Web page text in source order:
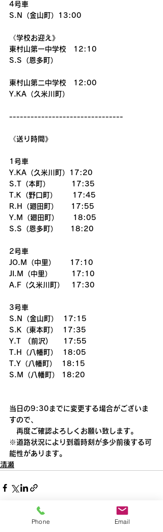
4号車
S.N（金山町）13:00
《学校お迎え》
東村山第一中学校　12:10
S.S（恩多町）
東村山第二中学校　12:00
Y.KA（久米川町）
--------------------------------
《送り時間》
1号車
Y.KA（久米川町）17:20
S.T（本町）　　　17:35
T.K（野口町）      17:45
R.H（廻田町）     17:55
Y.M（廻田町）　　18:05
S.S（恩多町）     18:20
2号車
JO.M（中里）　　17:10
JI.M（中里） 　　 17:10
A.F（久米川町）　17:30
3号車
S.N（金山町）  17:15
S.K（東本町）  17:35
Y.T　(前沢)　   17:55
T.H（八幡町）  18:05
T.Y（八幡町）  18:15
S.M（八幡町） 18:20
当日の9:30までに変更する場合がございま
すので、
再度ご確認よろしくお願い致します。
※道路状況により到着時刻が多少前後する可
能性があります。
清瀬
Phone Email